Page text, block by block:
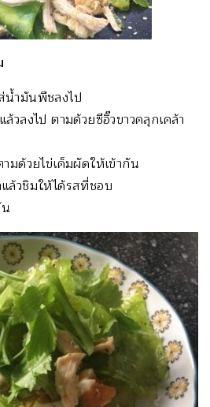
น้ำมันพืชลงไป
วลงไป ตามด้วยซีอิ๊วขาวคลุกเคล้า
มด้วยไข่เค็มผัดให้เข้ากัน
ล้วชิมให้ได้รสที่ชอบ